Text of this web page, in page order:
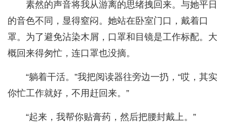
素然的声音将我从游离的思绪拽回来。与她平日
的音色不同，显得窒闷。她站在卧室门口，戴着口
罩。为了避免沾染木屑，口罩和目镜是工作标配。大
概回来得匆忙，连口罩也没摘。
“躺着干活。”我把阅读器往旁边一扔，“哎，其实
你忙工作就好，不用赶回来。”
“起来，我帮你贴膏药，然后把腰封戴上。”